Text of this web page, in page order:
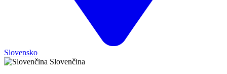
Slovensko
Slovenčina